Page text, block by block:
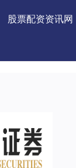
股票配资资讯网